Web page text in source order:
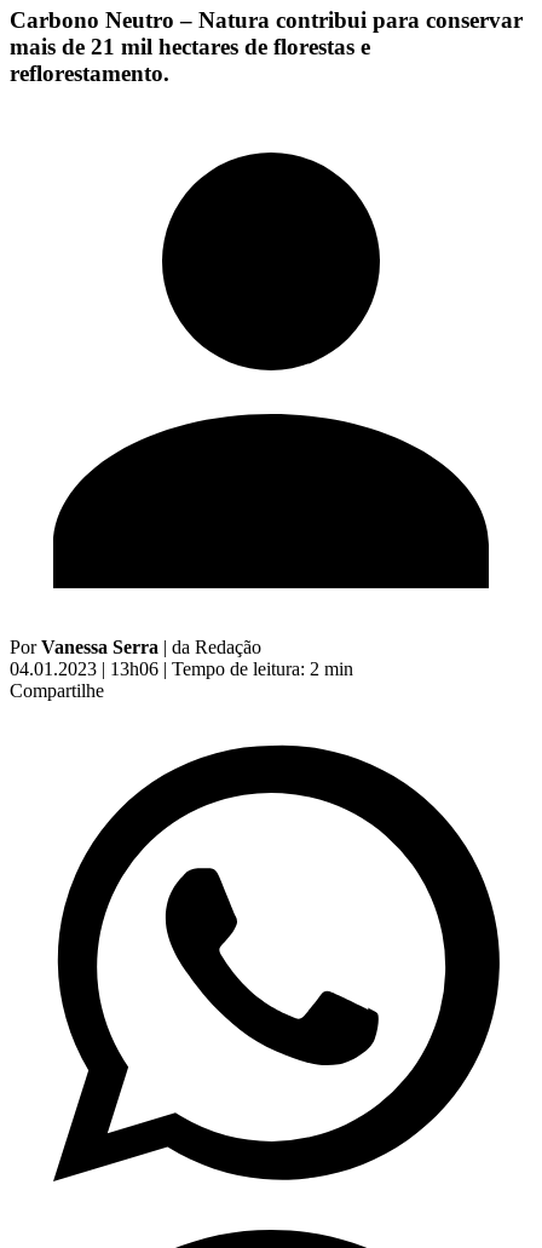
Carbono Neutro – Natura contribui para conservar
mais de 21 mil hectares de florestas e
reflorestamento.
PorVanessa Serra | da Redação
04.01.2023 | 13h06 | Tempo de leitura: 2 min
Compartilhe